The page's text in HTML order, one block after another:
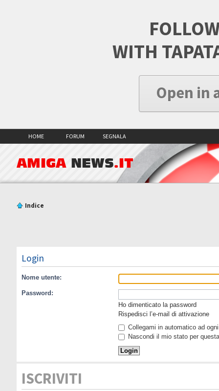
WITH
Open in
HOME FORUM SEGNALA
AMIGA NEWS.IT
Indice
Login
Nome utente:
Password:
Ho dimenticato la password
Rispedisci l’e-mail di attivazione
Collegami in automatico ad
Nascondi il mio stato per
ISCRIVITI